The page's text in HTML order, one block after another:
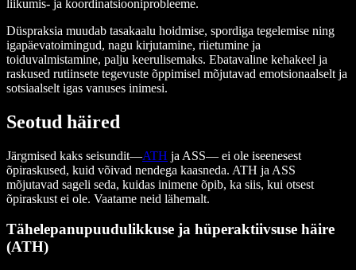
liikumis- ja koordinatsiooniprobleeme.
Düspraksia muudab tasakaalu hoidmise, spordiga tegelemise ning
igapäevatoimingud, nagu kirjutamine, riietumine ja
toiduvalmistamine, palju keerulisemaks. Ebatavaline kehakeel ja
raskused rutiinsete tegevuste õppimisel mõjutavad emotsionaalselt ja
sotsiaalselt igas vanuses inimesi.
Seotud häired
Järgmised kaks seisundit—ATH ja ASS— ei ole iseenesest
õpiraskused, kuid võivad nendega kaasneda. ATH ja ASS
mõjutavad sageli seda, kuidas inimene õpib, ka siis, kui otsest
õpiraskust ei ole. Vaatame neid lähemalt.
Tähelepanupuudulikkuse ja hüperaktiivsuse häire
(ATH)